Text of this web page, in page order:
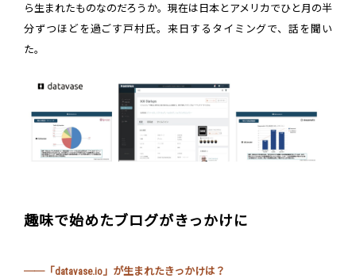
ら生まれたものなのだろうか。現在は日本とアメリカでひと月の半
分ずつほどを過ごす戸村氏。来日するタイミングで、話を聞い
た。
趣味で始めたブログがきっかけに
──「datavase.io」が生まれたきっかけは？